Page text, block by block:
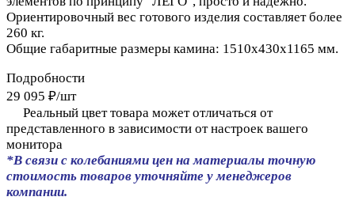
Ориентировочный вес готового изделия составляет более
260 кг.
Общие габаритные размеры камина: 1510x430x1165 мм.
Подробности
29 095 ₽/шт
Реальный цвет товара может отличаться от
представленного в зависимости от настроек вашего
монитора
*В связи с колебаниями цен на материалы точную
стоимость товаров уточняйте у менеджеров
компании.